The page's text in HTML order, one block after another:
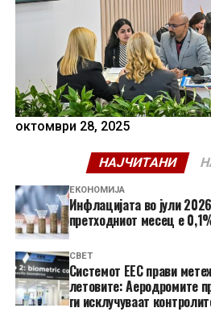
октомври 28, 2025
НАЈЧИТАНИ
ЕКОНОМИЈА
Инфлацијата во јули
претходниот месец е
СВЕТ
Системот ЕЕС прави
летовите: Аеродромите
ги исклучуваат